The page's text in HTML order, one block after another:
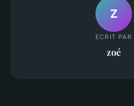
Z
ECRIT PAR
zoé